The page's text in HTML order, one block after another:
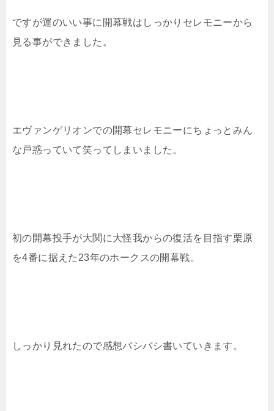
ですが運のいい事に開幕戦はしっかりセレモニーから
見る事ができました。
エヴァンゲリオンでの開幕セレモニーにちょっとみん
な戸惑っていて笑ってしまいました。
初の開幕投手が大関に大怪我からの復活を目指す栗原
を4番に据えた23年のホークスの開幕戦。
しっかり見れたので感想バシバシ書いていきます。